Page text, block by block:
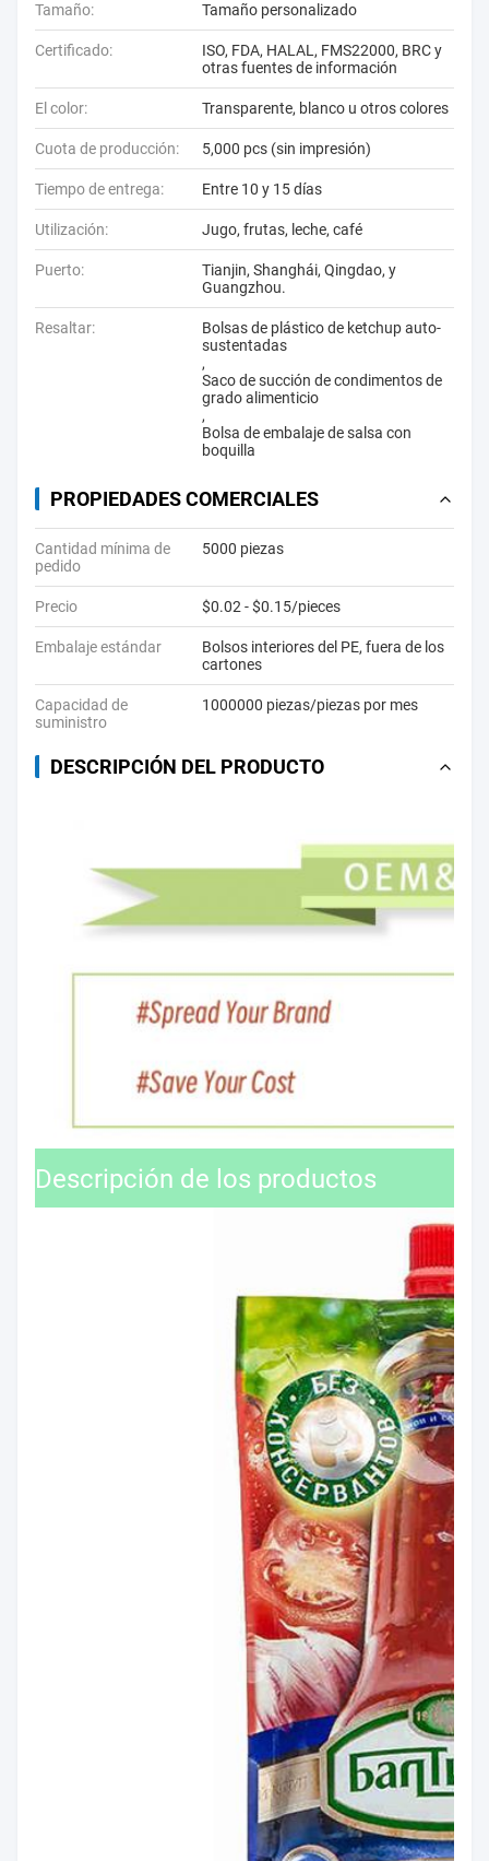
Tamaño: Tamaño personalizado
Certificado:
ISO, FDA, HALAL, FMS22000, BRC y
otras fuentes de información
El color: Transparente, blanco u otros colores
Cuota de producción: 5,000 pcs (sin impresión)
Tiempo de entrega: Entre 10 y 15 días
Utilización: Jugo, frutas, leche, café
Puerto:
Tianjin, Shanghái, Qingdao, y
Guangzhou.
Resaltar:
Bolsas de plástico de ketchup auto-
sustentadas
,
Saco de succión de condimentos de
grado alimenticio
,
Bolsa de embalaje de salsa con
boquilla
PROPIEDADES COMERCIALES
Cantidad mínima de
pedido
5000 piezas
Precio $0.02 - $0.15/pieces
Embalaje estándar
Bolsos interiores del PE, fuera de los
cartones
Capacidad de
suministro
1000000 piezas/piezas por mes
DESCRIPCIÓN DEL PRODUCTO
Descripción de los productos